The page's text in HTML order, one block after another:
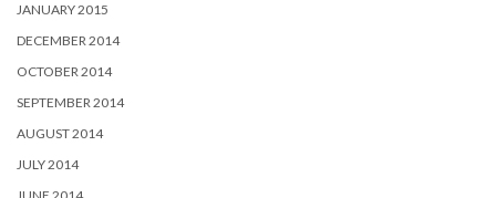
JANUARY 2015
DECEMBER 2014
OCTOBER 2014
SEPTEMBER 2014
AUGUST 2014
JULY 2014